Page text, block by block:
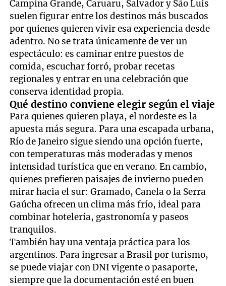
Campina Grande, Caruaru, Salvador y São Luís
suelen figurar entre los destinos más buscados
por quienes quieren vivir esa experiencia desde
adentro. No se trata únicamente de ver un
espectáculo: es caminar entre puestos de
comida, escuchar forró, probar recetas
regionales y entrar en una celebración que
conserva identidad propia.
Qué destino conviene elegir según el viaje
Para quienes quieren playa, el nordeste es la
apuesta más segura. Para una escapada urbana,
Río de Janeiro sigue siendo una opción fuerte,
con temperaturas más moderadas y menos
intensidad turística que en verano. En cambio,
quienes prefieren paisajes de invierno pueden
mirar hacia el sur: Gramado, Canela o la Serra
Gaúcha ofrecen un clima más frío, ideal para
combinar hotelería, gastronomía y paseos
tranquilos.
También hay una ventaja práctica para los
argentinos. Para ingresar a Brasil por turismo,
se puede viajar con DNI vigente o pasaporte,
siempre que la documentación esté en buen